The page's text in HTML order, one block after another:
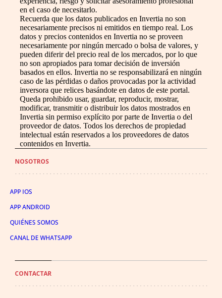
en el caso de necesitarlo.
Recuerda que los datos publicados en Invertia no son
necesariamente precisos ni emitidos en tiempo real. Los
datos y precios contenidos en Invertia no se proveen
necesariamente por ningún mercado o bolsa de valores, y
pueden diferir del precio real de los mercados, por lo que
no son apropiados para tomar decisión de inversión
basados en ellos. Invertia no se responsabilizará en ningún
caso de las pérdidas o daños provocadas por la actividad
inversora que relices basándote en datos de este portal.
Queda prohibido usar, guardar, reproducir, mostrar,
modificar, transmitir o distribuir los datos mostrados en
Invertia sin permiso explícito por parte de Invertia o del
proveedor de datos. Todos los derechos de propiedad
intelectual están reservados a los proveedores de datos
contenidos en Invertia.
NOSOTROS
APP IOS
APP ANDROID
QUIÉNES SOMOS
CANAL DE WHATSAPP
CONTACTAR